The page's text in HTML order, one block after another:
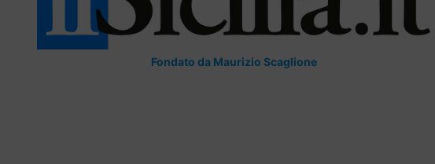
Fondato da Maurizio Scaglione